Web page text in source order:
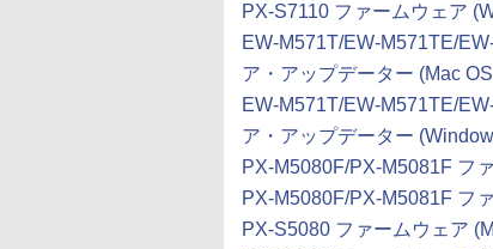
PX-S7110 ファームウェア
EW-M571T/EW-M571TE/
ア・アップデーター (Mac
EW-M571T/EW-M571TE/
ア・アップデーター
PX-M5080F/PX-M5081F フ
PX-M5080F/PX-M5081F フ
PX-S5080 ファームウェア